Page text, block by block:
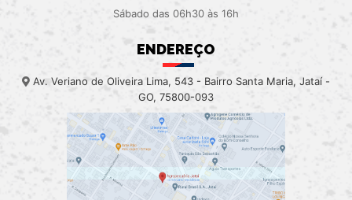
Sábado das 06h30 às 16h
ENDEREÇO
Av. Veriano de Oliveira Lima, 543 - Bairro Santa Maria, Jataí -
GO, 75800-093